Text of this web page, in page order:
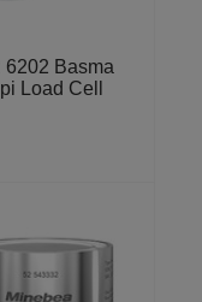
6202 Basma
Load Cell